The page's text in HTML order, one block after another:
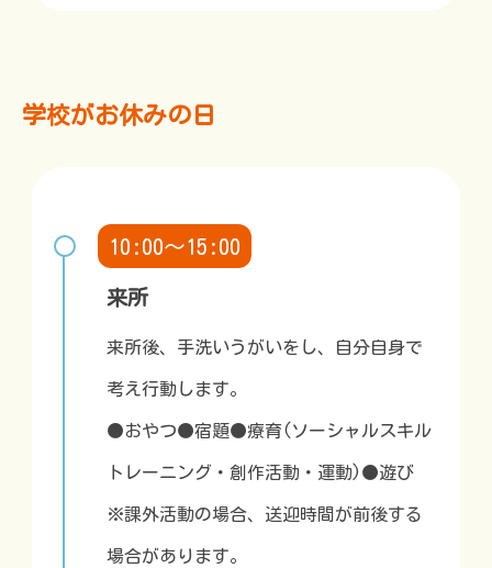
学校がお休みの日
10:00～15:00
来所
来所後、手洗いうがいをし、自分自身で
考え行動します。
●おやつ●宿題●療育(ソーシャルスキル
トレーニング・創作活動・運動)●遊び
※課外活動の場合、送迎時間が前後する
場合があります。